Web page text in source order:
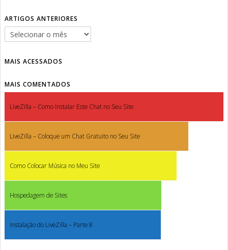
ARTIGOS ANTERIORES
MAIS ACESSADOS
MAIS COMENTADOS
LiveZilla – Como Instalar Este Chat no Seu Site
LiveZilla – Coloque um Chat Gratuito no Seu Site
Como Colocar Música no Meu Site
Hospedagem de Sites
Instalação do LiveZilla – Parte 8